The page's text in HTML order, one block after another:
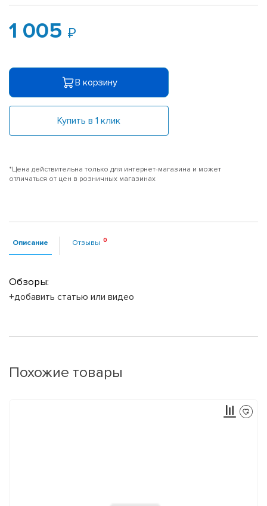
1 005
В корзину
Купить в 1 клик
*Цена действительна только для интернет-магазина и может
отличаться от цен в розничных магазинах
Описание Отзывы
Обзоры:
+добавить статью или видео
Похожие товары